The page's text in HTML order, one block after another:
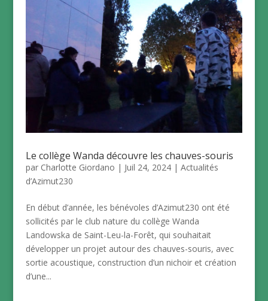
Le collège Wanda découvre les chauves-souris
par Charlotte Giordano | Juil 24, 2024| Actualités
d’Azimut230
En début d’année, les bénévoles d’Azimut230 ont été
sollicités par le club nature du collège Wanda
Landowska de Saint-Leu-la-Forêt, qui souhaitait
développer un projet autour des chauves-souris, avec
sortie acoustique, construction d’un nichoir et création
d’une...